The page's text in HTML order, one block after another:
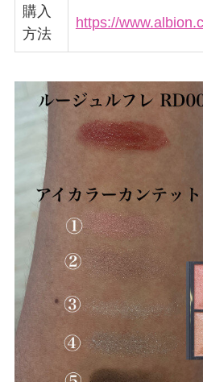
購入
方法
https://